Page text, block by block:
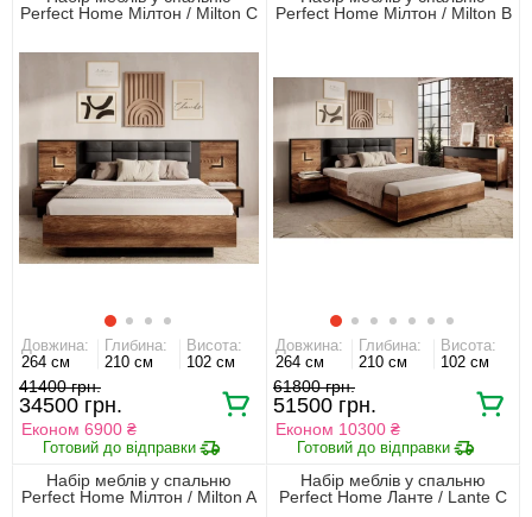
Perfect Home Мілтон / Milton C
Довжина:
264 см
Глибина:
210 см
Висота:
102 см
41400 грн.
34500 грн.
Економ 6900 ₴
Perfect Home Мілтон / Milton B
Довжина:
264 см
Глибина:
210 см
Висота:
102 см
61800 грн.
51500 грн.
Економ 10300 ₴
Набір меблів у спальню
Perfect Home Мілтон / Milton A
Набір меблів у спальню
Perfect Home Ланте / Lante С